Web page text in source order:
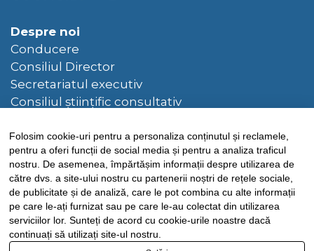
Despre noi
Conducere
Consiliul Director
Secretariatul executiv
Consiliul științific consultativ
Bibliotecă
Publicații CNR-CME
Publicații CME
Știri
FEL
Folosim cookie-uri pentru a personaliza conținutul și reclamele,
pentru a oferi funcții de social media și pentru a analiza traficul
nostru. De asemenea, împărtășim informații despre utilizarea de
către dvs. a site-ului nostru cu partenerii noștri de rețele sociale,
de publicitate și de analiză, care le pot combina cu alte informații
pe care le-ați furnizat sau pe care le-au colectat din utilizarea
serviciilor lor. Sunteți de acord cu cookie-urile noastre dacă
continuați să utilizați site-ul nostru.